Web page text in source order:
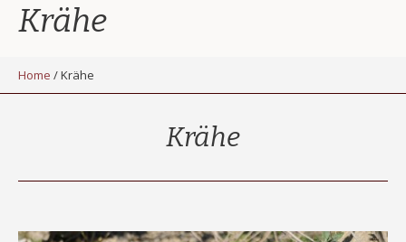
Krähe
Home /Krähe
Krähe